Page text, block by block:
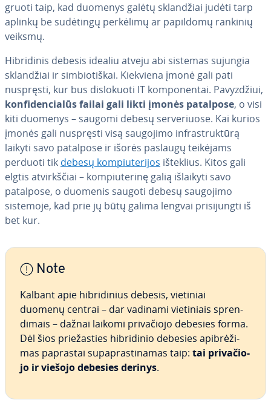
gruo­ti taip, kad duomenys galėtų sklan­džiai judėti tarp
aplinkų be sudėtingų perkėlimų ar papildomų rankinių
veiksmų.
Hib­ri­di­nis debesis idealiu atveju abi sistemas sujungia
sklan­džiai ir sim­bio­tiš­kai. Kiekviena įmonė gali pati
nuspręsti, kur bus dis­lo­kuo­ti IT kom­po­nen­tai. Pa­vyz­džiui,
kon­fi­den­cia­lūs failai gali likti įmonės patalpose, o visi
kiti duomenys – saugomi debesų ser­ve­riuo­se. Kai kurios
įmonės gali nuspręsti visą saugojimo inf­rastruk­tū­rą
laikyti savo patalpose ir išorės paslaugų teikėjams
perduoti tik debesų kom­piu­te­ri­jos išteklius. Kitos gali
elgtis at­virkš­čiai – kom­piu­te­ri­nę galią išlaikyti savo
patalpose, o duomenis saugoti debesų saugojimo
sistemoje, kad prie jų būtų galima lengvai pri­si­jung­ti iš
bet kur.
Note
Kalbant apie hib­ri­di­nius debesis, vietiniai
duomenų centrai – dar vadinami vie­ti­niais spren­
di­mais – dažnai laikomi pri­va­čio­jo debesies forma.
Dėl šios prie­žas­ties hib­ri­di­nio debesies api­brė­ži­
mas paprastai su­pa­pras­ti­na­mas taip: tai pri­va­čio­
jo ir viešojo debesies derinys.